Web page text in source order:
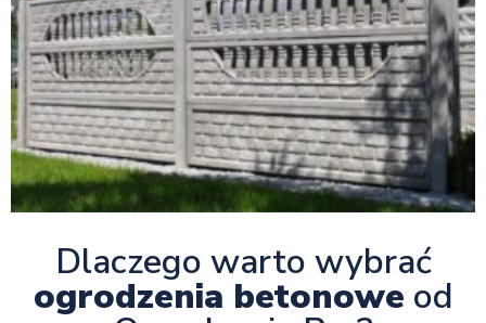
Dlaczego warto wybrać
ogrodzenia betonowe od